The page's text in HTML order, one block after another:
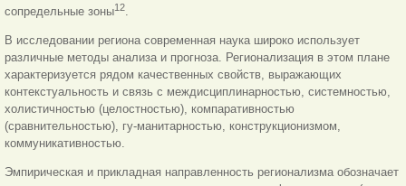
сопредельные зоны12.
В исследовании региона современная наука широко использует
различные методы анализа и прогноза. Регионализация в этом плане
характеризуется рядом качественных свойств, выражающих
контекстуальность и связь с междисциплинарностью, системностью,
холистичностью (целостностью), компаративностью
(сравнительностью), гу-манитарностью, конструкционизмом,
коммуникативностью.
Эмпирическая и прикладная направленность регионализма обозначает